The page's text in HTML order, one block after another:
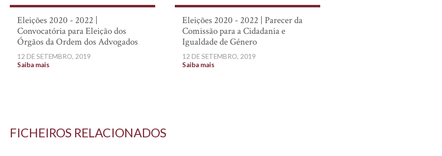
Eleições 2020 - 2022 |
Convocatória para Eleição dos
Órgãos da Ordem dos Advogados
12 DE SETEMBRO, 2019
Saiba mais
Eleições 2020 - 2022 | Parecer da
Comissão para a Cidadania e
Igualdade de Género
12 DE SETEMBRO, 2019
Saiba mais
FICHEIROS RELACIONADOS